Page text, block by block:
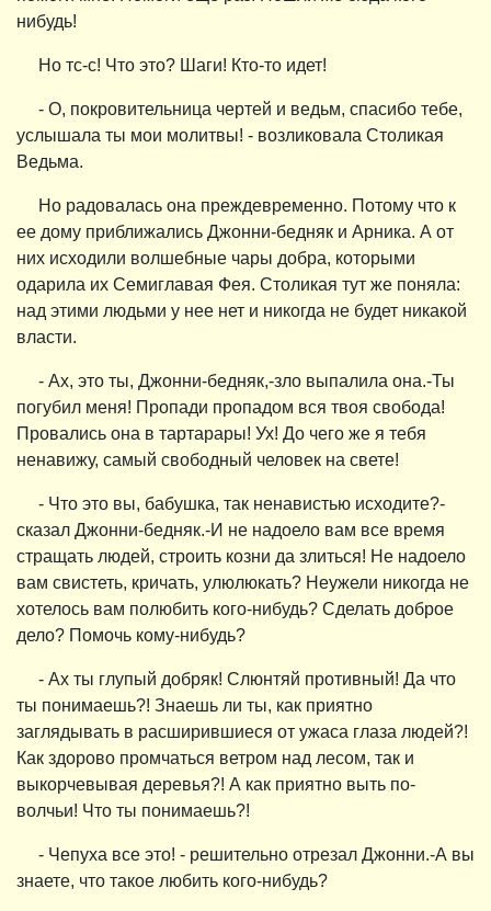
нибудь!
Но тс-с! Что это? Шаги! Кто-то идет!
- О, покровительница чертей и ведьм, спасибо тебе,
услышала ты мои молитвы! - возликовала Столикая
Ведьма.
Но радовалась она преждевременно. Потому что к
ее дому приближались Джонни-бедняк и Арника. А от
них исходили волшебные чары добра, которыми
одарила их Семиглавая Фея. Столикая тут же поняла:
над этими людьми у нее нет и никогда не будет никакой
власти.
- Ах, это ты, Джонни-бедняк,-зло выпалила она.-Ты
погубил меня! Пропади пропадом вся твоя свобода!
Провались она в тартарары! Ух! До чего же я тебя
ненавижу, самый свободный человек на свете!
- Что это вы, бабушка, так ненавистью исходите?-
сказал Джонни-бедняк.-И не надоело вам все время
стращать людей, строить козни да злиться! Не надоело
вам свистеть, кричать, улюлюкать? Неужели никогда не
хотелось вам полюбить кого-нибудь? Сделать доброе
дело? Помочь кому-нибудь?
- Ах ты глупый добряк! Слюнтяй противный! Да что
ты понимаешь?! Знаешь ли ты, как приятно
заглядывать в расширившиеся от ужаса глаза людей?!
Как здорово промчаться ветром над лесом, так и
выкорчевывая деревья?! А как приятно выть по-
волчьи! Что ты понимаешь?!
- Чепуха все это! - решительно отрезал Джонни.-А вы
знаете, что такое любить кого-нибудь?